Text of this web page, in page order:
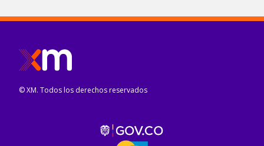
© XM. Todos los derechos reservados